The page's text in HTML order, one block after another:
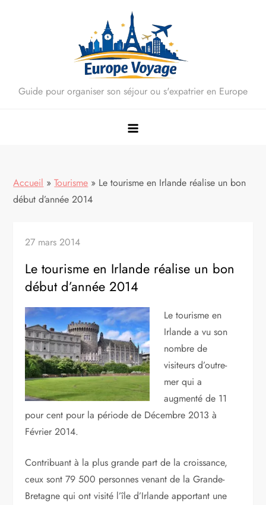
Guide pour organiser son séjour ou s'expatrier en Europe
Accueil »Tourisme » Le tourisme en Irlande réalise un bon
début d’année 2014
27 mars 2014
Le tourisme en Irlande réalise un bon
début d’année 2014
Le tourisme en
Irlande a vu son
nombre de
visiteurs d’outre-
mer qui a
augmenté de 11
pour cent pour la période de Décembre 2013 à
Février 2014.
Contribuant à la plus grande part de la croissance,
ceux sont 79 500 personnes venant de la Grande-
Bretagne qui ont visité l’île d’Irlande apportant une